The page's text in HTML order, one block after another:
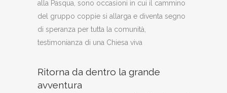
alla Pasqua, sono occasioni in cui il cammino
del gruppo coppie si allarga e diventa segno
di speranza per tutta la comunità,
testimonianza di una Chiesa viva
Ritorna da dentro la grande
avventura